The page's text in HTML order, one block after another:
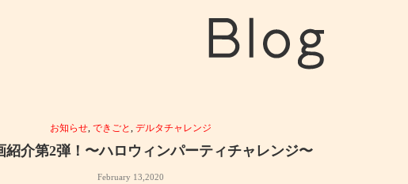
お知らせ,できごと,デルタチャレンジ
紹介第2弾！〜ハロウィンパーティチャレンジ〜
February 13,2020